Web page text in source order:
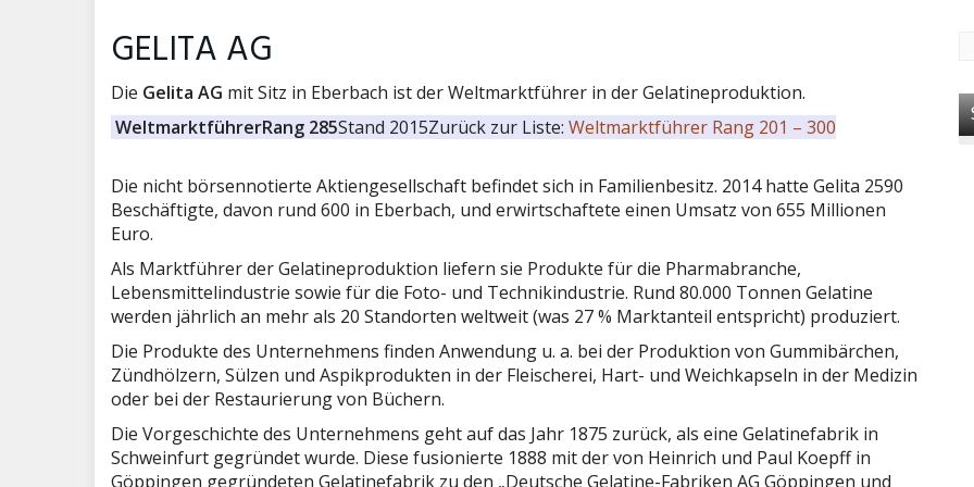
GELITA AG
Die Gelita AG mit Sitz in Eberbach ist der Weltmarktführer in der Gelatineproduktion.
WeltmarktführerRang 285Stand 2015Zurück zur Liste: Weltmarktführer Rang 201 – 300
Die nicht börsennotierte Aktiengesellschaft befindet sich in Familienbesitz. 2014 hatte Gelita 2590
Beschäftigte, davon rund 600 in Eberbach, und erwirtschaftete einen Umsatz von 655 Millionen
Euro.
Als Marktführer der Gelatineproduktion liefern sie Produkte für die Pharmabranche,
Lebensmittelindustrie sowie für die Foto- und Technikindustrie. Rund 80.000 Tonnen Gelatine
werden jährlich an mehr als 20 Standorten weltweit (was 27 % Marktanteil entspricht) produziert.
Die Produkte des Unternehmens finden Anwendung u. a. bei der Produktion von Gummibärchen,
Zündhölzern, Sülzen und Aspikprodukten in der Fleischerei, Hart- und Weichkapseln in der Medizin
oder bei der Restaurierung von Büchern.
Die Vorgeschichte des Unternehmens geht auf das Jahr 1875 zurück, als eine Gelatinefabrik in
Schweinfurt gegründet wurde. Diese fusionierte 1888 mit der von Heinrich und Paul Koepff in
Göppingen gegründeten Gelatinefabrik zu den „Deutsche Gelatine-Fabriken AG Göppingen und